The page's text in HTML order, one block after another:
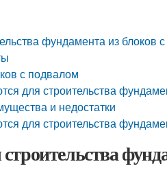
фундамента из блоков
с подвалом
для строительства
и недостатки
для строительства